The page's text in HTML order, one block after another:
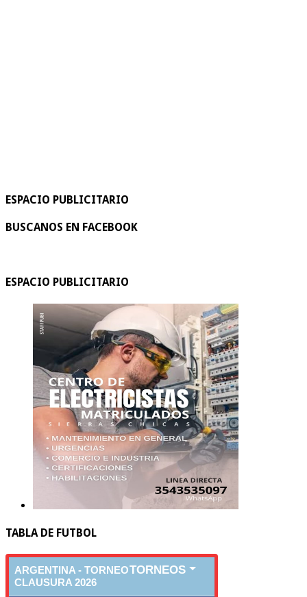
ESPACIO PUBLICITARIO
BUSCANOS EN FACEBOOK
ESPACIO PUBLICITARIO
TABLA DE FUTBOL